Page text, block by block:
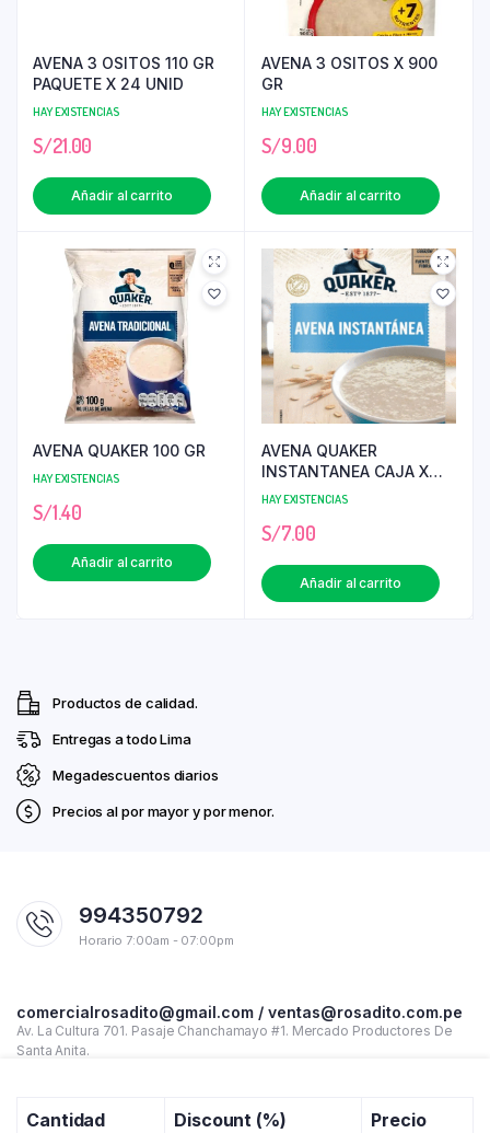
Cantidad Discount (%) Precio
AVENA 3 OSITOS 110 GR
PAQUETE X 24 UNID
HAY EXISTENCIAS
S/21.00
Añadir al carrito
AVENA 3 OSITOS X 900
GR
HAY EXISTENCIAS
S/9.00
Añadir al carrito
AVENA QUAKER 100 GR
HAY EXISTENCIAS
S/1.40
Añadir al carrito
AVENA QUAKER
INSTANTANEA CAJA X
350 GR
HAY EXISTENCIAS
S/7.00
Añadir al carrito
Productos de calidad.
Entregas a todo Lima
Megadescuentos diarios
Precios al por mayor y por menor.
994350792
Horario 7:00am - 07:00pm
comercialrosadito@gmail.com / ventas@rosadito.com.pe
Av. La Cultura 701. Pasaje Chanchamayo #1. Mercado Productores De
Santa Anita.